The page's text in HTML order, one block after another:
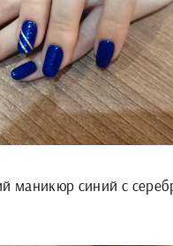
маникюр синий с